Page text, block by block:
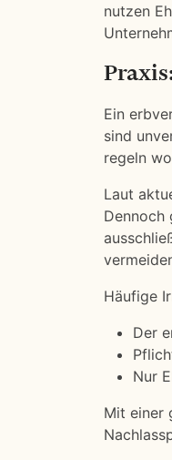
nutzen
Ein
sind
regeln
Laut
Dennoch
Häufige
Der
Nur
Mit einer